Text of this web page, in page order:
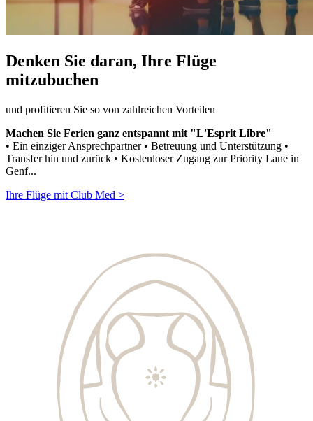
Denken Sie daran, Ihre Flüge
mitzubuchen
und profitieren Sie so von zahlreichen Vorteilen
Machen Sie Ferien ganz entspannt mit "L'Esprit Libre"
• Ein einziger Ansprechpartner • Betreuung und Unterstützung •
Transfer hin und zurück • Kostenloser Zugang zur Priority Lane in
Genf...
Ihre Flüge mit Club Med >